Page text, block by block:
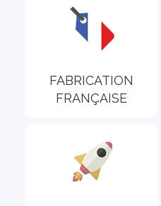
FABRICATION
FRANÇAISE